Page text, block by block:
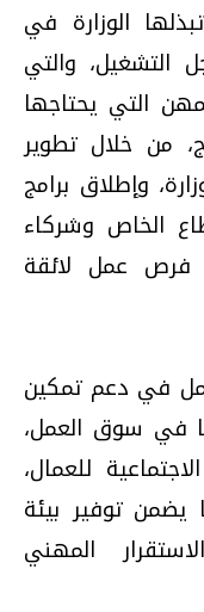
الوزارة في
التشغيل، والتي
التي يحتاجها
من خلال تطوير
وإطلاق برامج
الخاص وشركاء
فرص عمل لائقة
في دعم تمكين
في سوق العمل،
للعمال،
يضمن توفير بيئة
المهني